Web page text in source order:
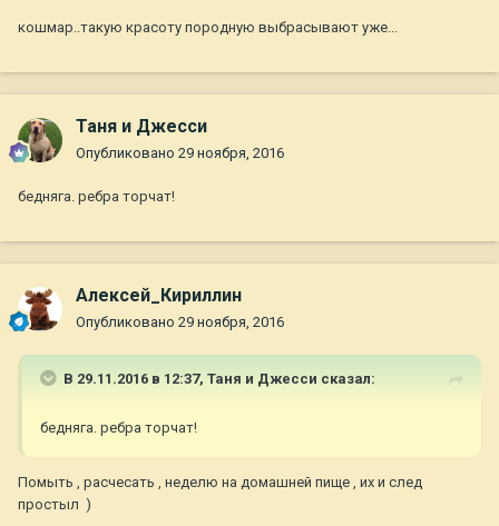
кошмар..такую красоту породную выбрасывают уже...
Таня и Джесси
Опубликовано 29 ноября, 2016
бедняга. ребра торчат!
Алексей_Кириллин
Опубликовано 29 ноября, 2016
В 29.11.2016 в 12:37, Таня и Джесси сказал:
бедняга. ребра торчат!
Помыть , расчесать , неделю на домашней пище , их и след
простыл )